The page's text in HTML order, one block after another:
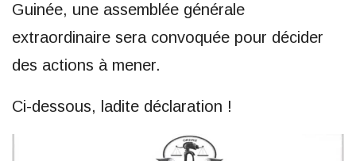
Guinée, une assemblée générale
extraordinaire sera convoquée pour décider
des actions à mener.
Ci-dessous, ladite déclaration !